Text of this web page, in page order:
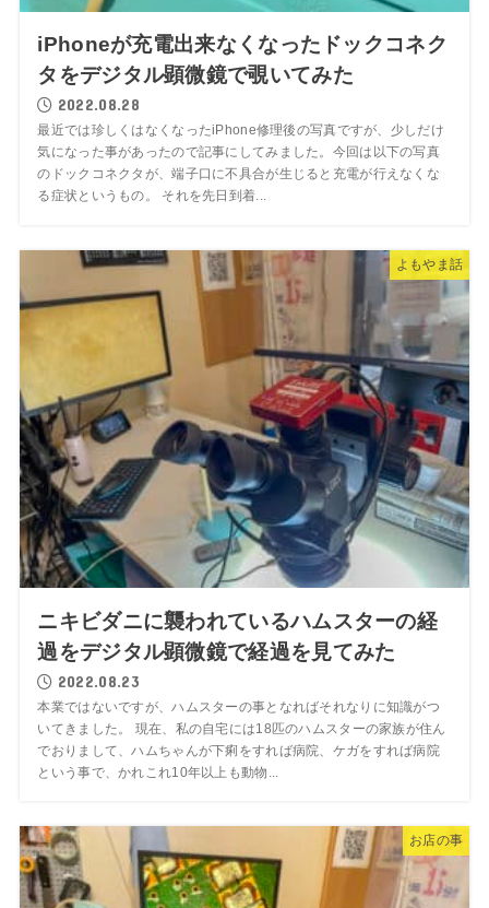
iPhoneが充電出来なくなったドックコネク
タをデジタル顕微鏡で覗いてみた
2022.08.28
最近では珍しくはなくなったiPhone修理後の写真ですが、少しだけ
気になった事があったので記事にしてみました。今回は以下の写真
のドックコネクタが、端子口に不具合が生じると充電が行えなくな
る症状というもの。 それを先日到着...
よもやま話
ニキビダニに襲われているハムスターの経
過をデジタル顕微鏡で経過を見てみた
2022.08.23
本業ではないですが、ハムスターの事となればそれなりに知識がつ
いてきました。 現在、私の自宅には18匹のハムスターの家族が住ん
でおりまして、ハムちゃんが下痢をすれば病院、ケガをすれば病院
という事で、かれこれ10年以上も動物...
お店の事